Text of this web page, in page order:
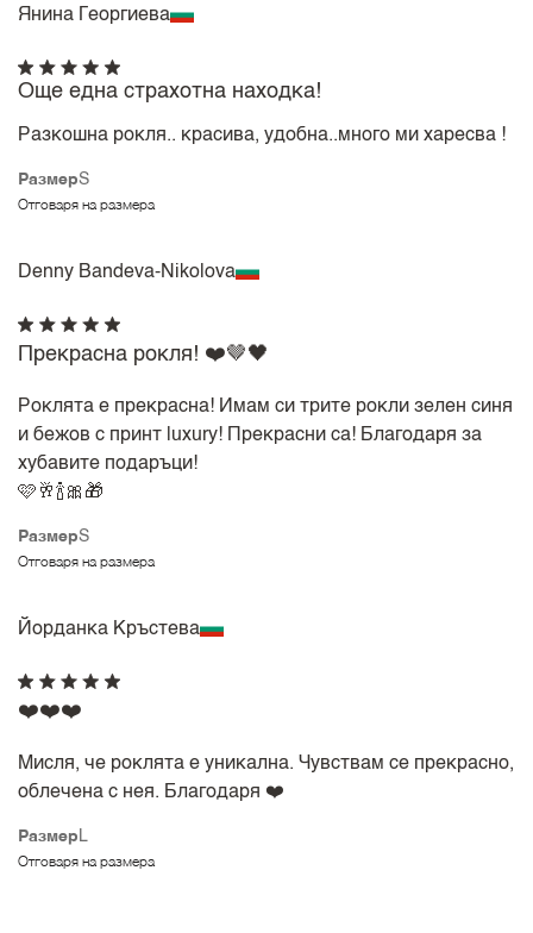
Янина Георгиева
РазмерS
Отговаря на размера
Още една страхотна находка!
Разкошна рокля.. красива, удобна..много ми харесва !
Denny Bandeva-Nikolova
РазмерS
Отговаря на размера
Прекрасна рокля! ❤️🤎🖤
Роклята е прекрасна! Имам си трите рокли зелен синя
и бежов с принт luxury! Прекрасни са! Благодаря за
хубавите подаръци!
🩷🥂🍾🎀🎁
Йорданка Кръстева
Размер L
Отговаря на размера
❤️❤️❤️
Мисля, че роклята е уникална. Чувствам се прекрасно,
облечена с нея. Благодаря ❤️